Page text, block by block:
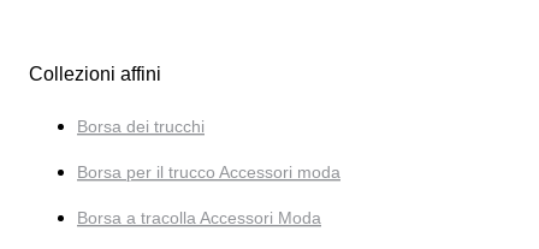
Collezioni affini
Borsa dei trucchi
Borsa per il trucco Accessori moda
Borsa a tracolla Accessori Moda